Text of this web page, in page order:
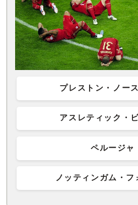
プレストン・ノー
アスレティック・
ペルージャ
ノッティンガム・フ